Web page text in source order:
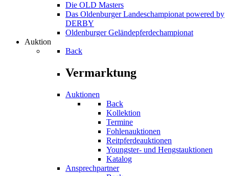
Die OLD Masters
Das Oldenburger Landeschampionat powered by
DERBY
Oldenburger Geländepferde­championat
Auktion
Back
Vermarktung
Auktionen
Back
Kollektion
Termine
Fohlenauktionen
Reitpferdeauktionen
Youngster- und Hengstauktionen
Katalog
Ansprechpartner